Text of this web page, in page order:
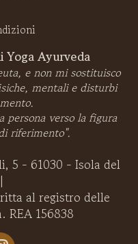
Ayurveda
e non mi sostituisco
mentali e disturbi
persona verso la figura
riferimento".
5 - 61030 - Isola del
al registro delle
REA 156838